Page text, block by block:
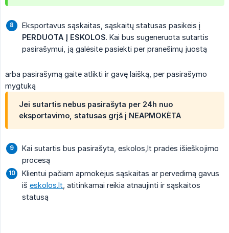
Eksportavus sąskaitas, sąskaitų statusas pasikeis į
PERDUOTA Į ESKOLOS. Kai bus sugeneruota sutartis
pasirašymui, ją galėsite pasiekti per pranešimų juostą
arba pasirašymą gaite atlikti ir gavę laišką, per pasirašymo
mygtuką
Jei sutartis nebus pasirašyta per 24h nuo
eksportavimo, statusas grįš į NEAPMOKĖTA
Kai sutartis bus pasirašyta, eskolos,lt pradės išieškojimo
procesą
Klientui pačiam apmokėjus sąskaitas ar pervedimą gavus
iš eskolos.lt , atitinkamai reikia atnaujinti ir sąskaitos
statusą